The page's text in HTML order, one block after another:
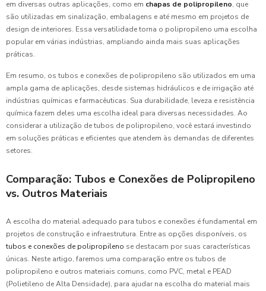
em diversas outras aplicações, como em chapas de polipropileno, que
são utilizadas em sinalização, embalagens e até mesmo em projetos de
design de interiores. Essa versatilidade torna o polipropileno uma escolha
popular em várias indústrias, ampliando ainda mais suas aplicações
práticas.
Em resumo, os tubos e conexões de polipropileno são utilizados em uma
ampla gama de aplicações, desde sistemas hidráulicos e de irrigação até
indústrias químicas e farmacêuticas. Sua durabilidade, leveza e resistência
química fazem deles uma escolha ideal para diversas necessidades. Ao
considerar a utilização de tubos de polipropileno, você estará investindo
em soluções práticas e eficientes que atendem às demandas de diferentes
setores.
Comparação: Tubos e Conexões de Polipropileno
vs. Outros Materiais
A escolha do material adequado para tubos e conexões é fundamental em
projetos de construção e infraestrutura. Entre as opções disponíveis, os
tubos e conexões de polipropileno se destacam por suas características
únicas. Neste artigo, faremos uma comparação entre os tubos de
polipropileno e outros materiais comuns, como PVC, metal e PEAD
(Polietileno de Alta Densidade), para ajudar na escolha do material mais